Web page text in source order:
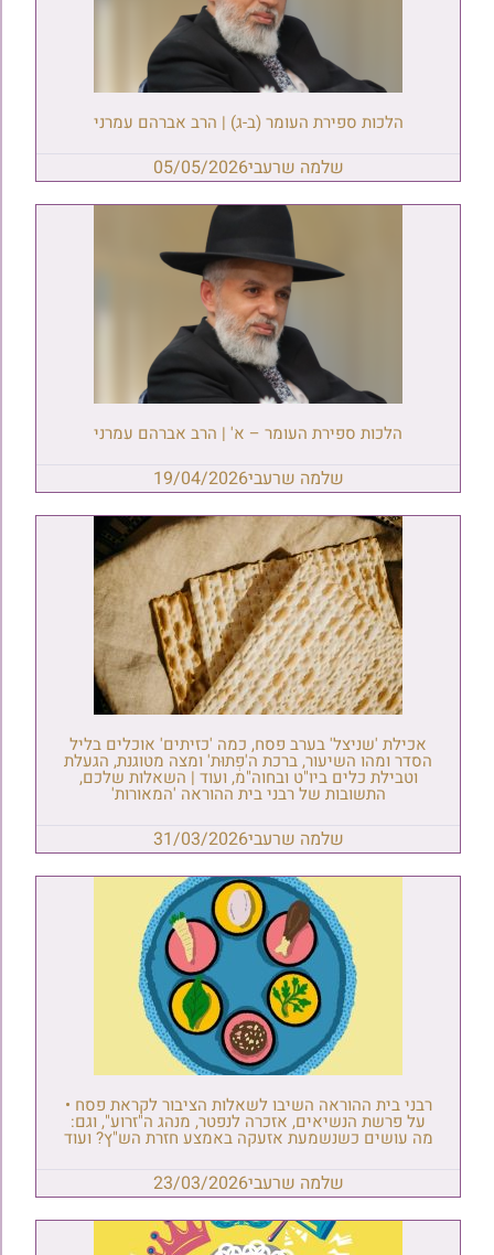
הלכות ספירת העומר (ב-ג) | הרב אברהם עמרני
שלמה שרעבי05/05/2026
הלכות ספירת העומר – א' | הרב אברהם עמרני
שלמה שרעבי19/04/2026
אכילת 'שניצל' בערב פסח, כמה 'כזיתים' אוכלים בליל
הסדר ומהו השיעור, ברכת ה'פְתוּת' ומצה מטוגנת, הגעלת
וטבילת כלים ביו"ט ובחוה"מ, ועוד | השאלות שלכם,
התשובות של רבני בית ההוראה 'המאורות'
שלמה שרעבי31/03/2026
רבני בית ההוראה השיבו לשאלות הציבור לקראת פסח •
על פרשת הנשיאים, אזכרה לנפטר, מנהג ה"זרוע", וגם:
מה עושים כשנשמעת אזעקה באמצע חזרת הש"ץ? ועוד
שלמה שרעבי23/03/2026